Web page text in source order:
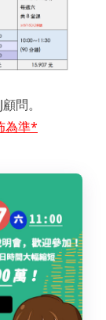
問。
為準*